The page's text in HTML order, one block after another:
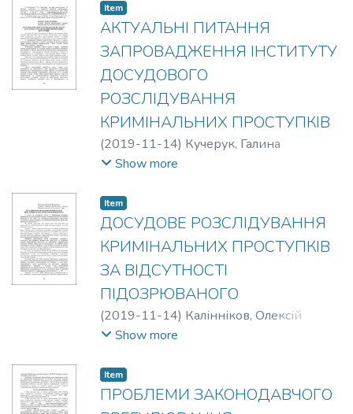
Item
АКТУАЛЬНІ ПИТАННЯ
ЗАПРОВАДЖЕННЯ ІНСТИТУТУ
ДОСУДОВОГО
РОЗСЛІДУВАННЯ
КРИМІНАЛЬНИХ ПРОСТУПКІВ
(2019-11-14) Кучерук, Галина
Леонідівна
Show more
Item
ДОСУДОВЕ РОЗСЛІДУВАННЯ
КРИМІНАЛЬНИХ ПРОСТУПКІВ
ЗА ВІДСУТНОСТІ
ПІДОЗРЮВАНОГО
(2019-11-14) Калінніков, Олексій
Валерійович
Show more
Item
ПРОБЛЕМИ ЗАКОНОДАВЧОГО